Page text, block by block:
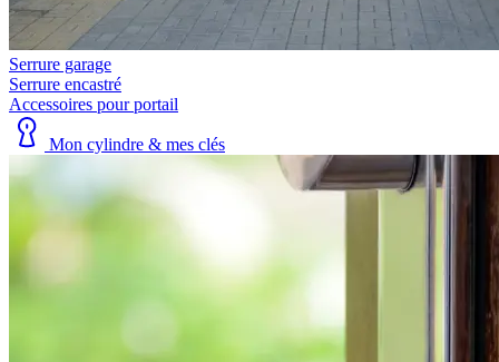
Serrure garage
Serrure encastré
Accessoires pour portail
Mon cylindre & mes clés